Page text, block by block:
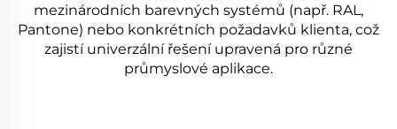
mezinárodních barevných systémů (např. RAL,
Pantone) nebo konkrétních požadavků klienta, což
zajistí univerzální řešení upravená pro různé
průmyslové aplikace.